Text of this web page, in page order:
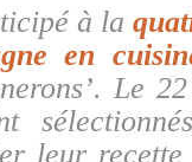
à la
en
Le
leur